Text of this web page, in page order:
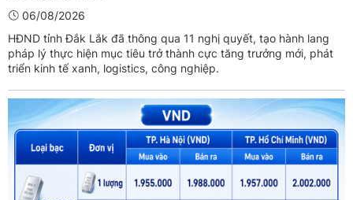
06/08/2026
HĐND tỉnh Đắk Lắk đã thông qua 11 nghị quyết, tạo hành lang
pháp lý thực hiện mục tiêu trở thành cực tăng trưởng mới, phát
triển kinh tế xanh, logistics, công nghiệp.